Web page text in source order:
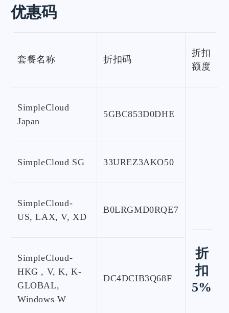
优惠码
套餐名称 折扣码
折扣
额度
SimpleCloud
Japan
5GBC853D0DHE
折
扣
5%
SimpleCloud SG 33UREZ3AKO50
SimpleCloud-
US, LAX, V, XD
B0LRGMD0RQE7
SimpleCloud-
HKG , V, K, K-
GLOBAL,
Windows W
DC4DCIB3Q68F